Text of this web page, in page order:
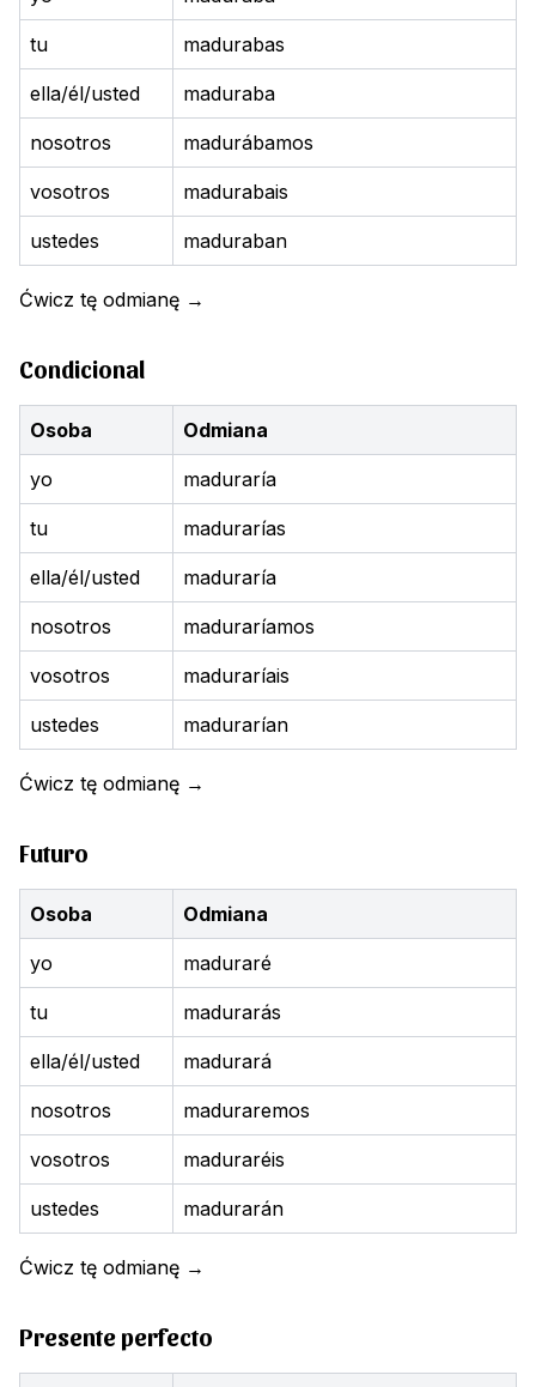
tu madurabas
ella/él/usted maduraba
nosotros madurábamos
vosotros madurabais
ustedes maduraban
Ćwicz tę odmianę →
Condicional
Osoba Odmiana
yo maduraría
tu madurarías
ella/él/usted maduraría
nosotros maduraríamos
vosotros maduraríais
ustedes madurarían
Ćwicz tę odmianę →
Futuro
Osoba Odmiana
yo maduraré
tu madurarás
ella/él/usted madurará
nosotros maduraremos
vosotros maduraréis
ustedes madurarán
Ćwicz tę odmianę →
Presente perfecto